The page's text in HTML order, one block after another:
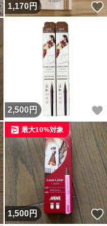
いいね！
1,170円
いいね！
2,500 円
いいね！
1,500円
最大10%対象